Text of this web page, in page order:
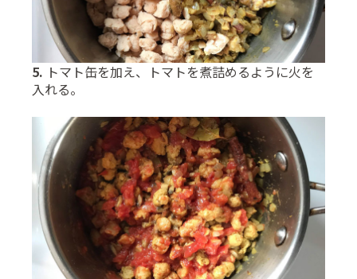
5. トマト缶を加え、トマトを煮詰めるように火を
入れる。